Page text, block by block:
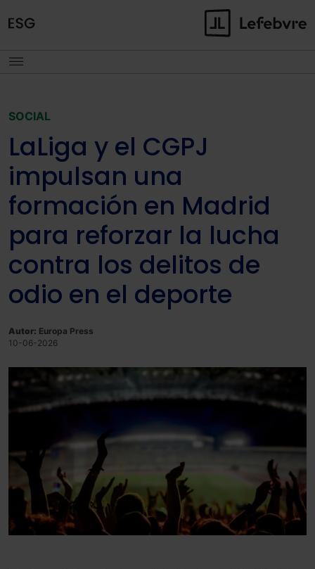
SOCIAL
LaLiga y el CGPJ
impulsan una
formación en Madrid
para reforzar la lucha
contra los delitos de
odio en el deporte
Autor: Europa Press
10-06-2026